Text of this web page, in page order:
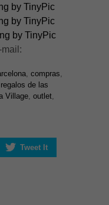
, compras,
de las
Village, outlet,
Tweet It